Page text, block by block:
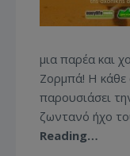
μια παρέα και
Ζορμπά! Η κάθε
παρουσιάσει
ζωντανό ήχο
Reading…